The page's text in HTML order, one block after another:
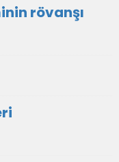
rövanşı